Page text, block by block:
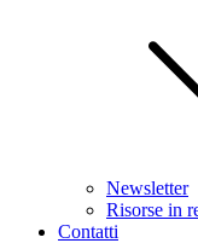
Newsletter
Risorse in
Contatti